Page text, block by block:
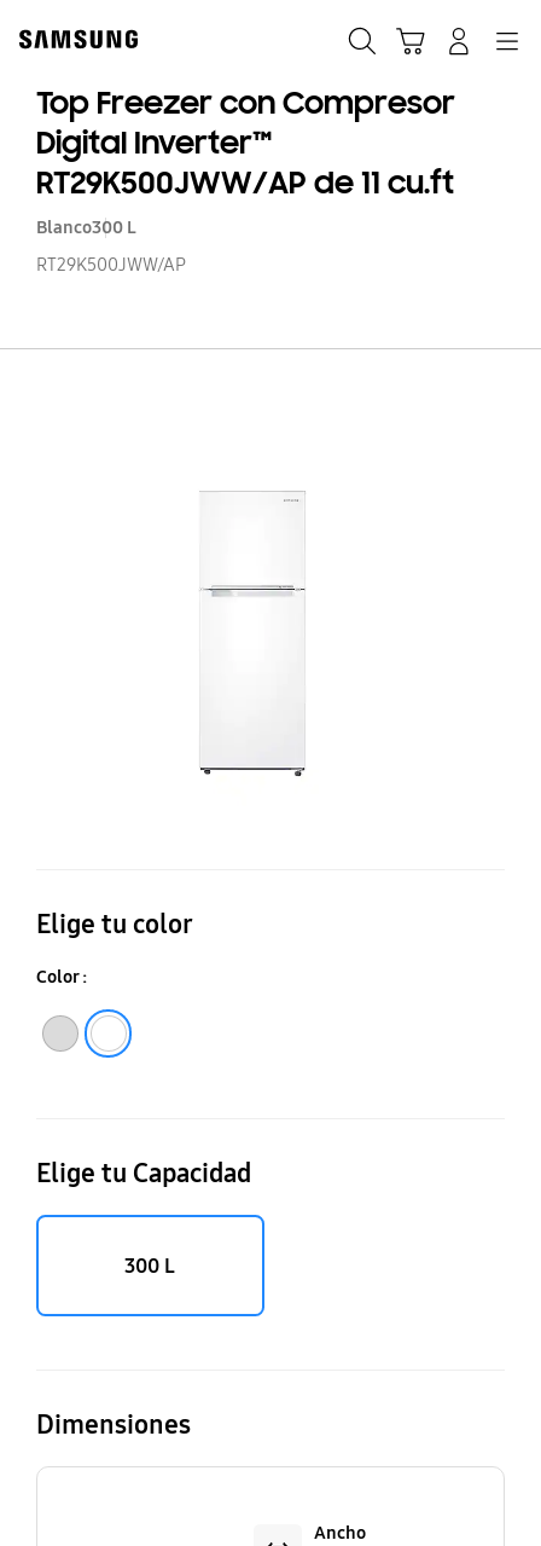
content
Top Freezer con Compresor
Digital Inverter™
RT29K500JWW/AP de 11 cu.ft
Blanco300 L
RT29K500JWW/AP
Elige tu color
Color :
Elige tu Capacidad
300 L
Dimensiones
Ancho